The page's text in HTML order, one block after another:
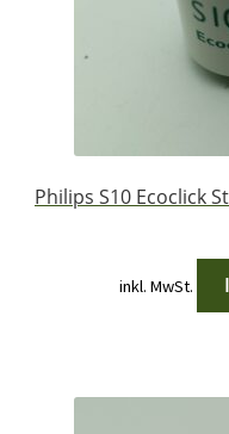
Philips S10 Ecoclick
inkl. MwSt.